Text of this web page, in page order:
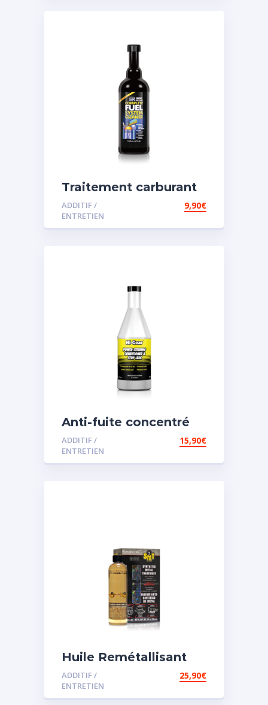
Traitement carburant
diesel et essence
ADDITIF /
ENTRETIEN
9,90€
Anti-fuite concentré
pour direction
assistée
ADDITIF /
ENTRETIEN
15,90€
Huile Remétallisant
Moteur SMT2
ADDITIF /
ENTRETIEN
25,90€